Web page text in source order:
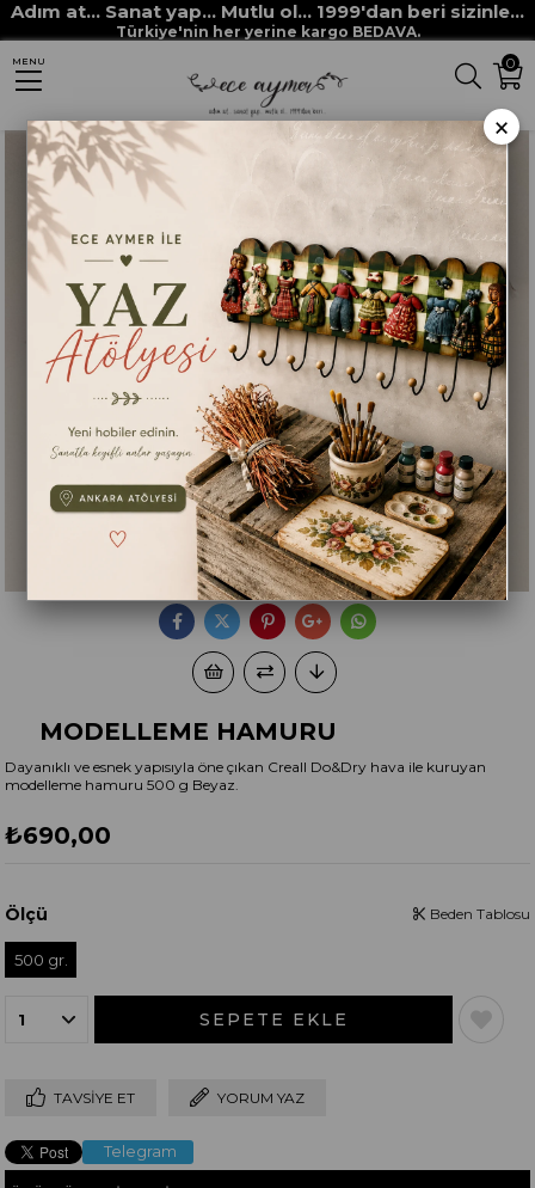
Adım at... Sanat yap... Mutlu ol... 1999'dan beri sizinle...
Türkiye'nin her yerine kargo BEDAVA.
0
MENU
Anasayfa HOBİ MALZEMELERİ Kırtasiye MODELLEME HAMURU
MODELLEME HAMURU
Dayanıklı ve esnek yapısıyla öne çıkan Creall Do&Dry hava ile kuruyan
modelleme hamuru 500 g Beyaz.
₺690,00
Ölçü
500 gr.
Beden Tablosu
TAVSIYE ET YORUM YAZ
Telegram
×